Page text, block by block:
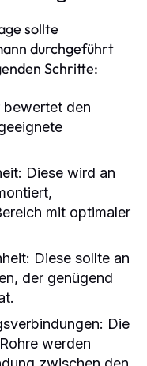
sollte
durchgeführt
Schritte:
bewertet den
Diese wird an
mit optimaler
Diese sollte an
der genügend
Die
werden